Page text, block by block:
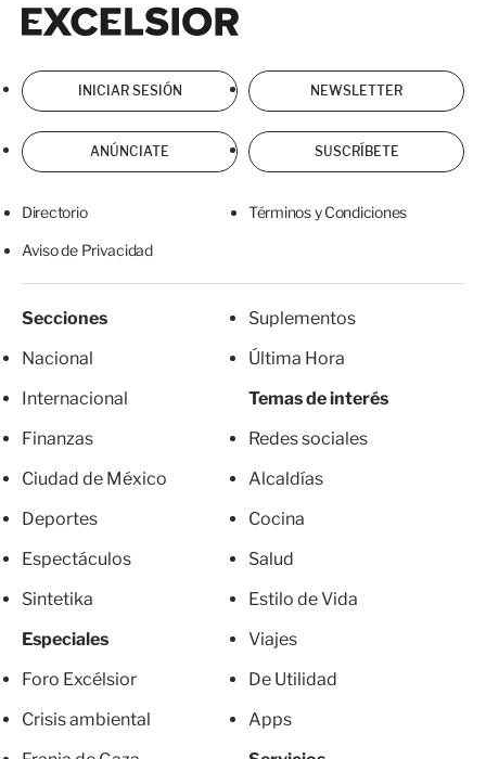
INICIAR SESIÓN NEWSLETTER
ANÚNCIATE SUSCRÍBETE
Directorio Términos y Condiciones
Aviso de Privacidad
Secciones
Nacional
Internacional
Finanzas
Ciudad de México
Deportes
Espectáculos
Sintetika
Especiales
Foro Excélsior
Crisis ambiental
Suplementos
Última Hora
Temas de interés
Redes sociales
Alcaldías
Cocina
Salud
Estilo de Vida
Viajes
De Utilidad
Apps